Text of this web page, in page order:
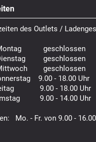
des Outlets /
geschlossen
geschlossen
geschlossen
9.00 - 18.00 Uhr
9.00 - 18.00 Uhr
9.00 - 14.00 Uhr
Mo. - Fr. von 9.00 -